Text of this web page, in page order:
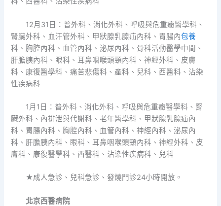
12月31日：普外科、消化外科、呼吸與危重癥醫學科、
腎臟外科、血汗管外科、甲狀腺乳腺疝內科、胃腸內包養
科、胸腔內科、血管內科、泌尿內科、骨科活動醫學中間、
肝膽胰內科、眼科、耳鼻咽喉頭頸內科、神經外科、皮膚
科、康復醫學科、痛苦悲傷科、產科、兒科、西醫科、沾染
性疾病科
1月1日：普外科、消化外科、呼吸與危重癥醫學科、腎
臟外科、內排泄與代謝科、老年醫學科、甲狀腺乳腺疝內
科、胃腸內科、胸腔內科、血管內科、神經內科、泌尿內
科、肝膽胰內科、眼科、耳鼻咽喉頭頸內科、神經外科、皮
膚科、康復醫學科、西醫科、沾染性疾病科、兒科
★成人急診、兒科急診、發燒門診24小時開放。
北京西醫病院